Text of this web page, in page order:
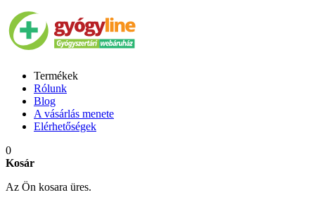
Termékek
Rólunk
Blog
A vásárlás menete
Elérhetőségek
0
Kosár
Az Ön kosara üres.